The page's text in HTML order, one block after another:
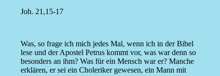
Joh. 21,15-17
Was, so frage ich mich jedes Mal, wenn ich in der Bibel
lese und der Apostel Petrus kommt vor, was war denn so
besonders an ihm? Was für ein Mensch war er? Manche
erklären, er sei ein Choleriker gewesen, ein Mann mit